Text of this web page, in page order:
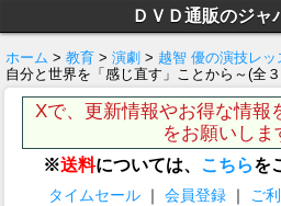
ＤＶＤ通販のジャ
ホーム > 教育 > 演劇 > 越智 優の演技レッ
自分と世界を「感じ直す」ことから～(全
Xで、更新情報やお得な情報
をお願いしま
※送料については、 こちらを
タイムセール ｜ 会員登録 ｜ ご